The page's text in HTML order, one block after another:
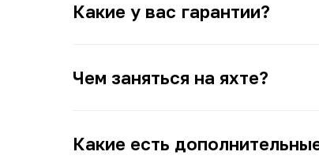
Какие у вас гарантии?
Чем заняться на яхте?
Какие есть